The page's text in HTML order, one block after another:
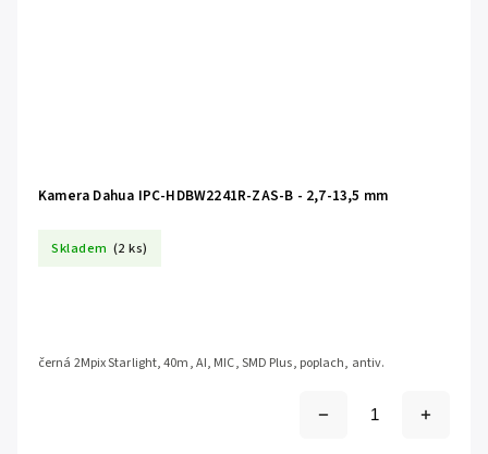
Kamera Dahua IPC-HDBW2241R-ZAS-B - 2,7-13,5 mm
Skladem (2 ks)
černá 2Mpix Starlight, 40m, AI, MIC, SMD Plus, poplach, antiv.